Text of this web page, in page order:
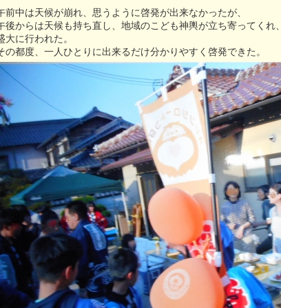
前中は天候が崩れ、思うように啓発が出来なかったが、
後からは天候も持ち直し、地域のこども神輿が立ち寄ってくれ
大に行われた。
の都度、一人ひとりに出来るだけ分かりやすく啓発できた。